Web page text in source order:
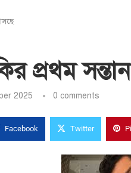
প্রথম
2025 0 comments
Facebook Twitter